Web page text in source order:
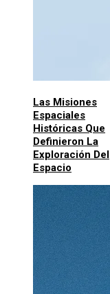
Las Misiones
Espaciales
Históricas Que
Definieron La
Exploración Del
Espacio